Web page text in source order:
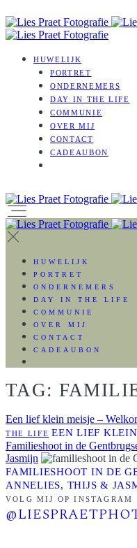
HUWELIJK
PORTRET
ONDERNEMERS
DAY IN THE LIFE
COMMUNIE
OVER MIJ
CONTACT
CADEAUBON
HUWELIJK
PORTRET
ONDERNEMERS
DAY IN THE LIFE
COMMUNIE
OVER MIJ
CONTACT
CADEAUBON
TAG:
Een lief klein meisje –
THE LIFE EEN LIEF
Familieshoot in de
Jasmijn
FAMILIESHOOT IN DE
ANNELIES, THIJS &
VOLG MIJ OP INSTAGRAM